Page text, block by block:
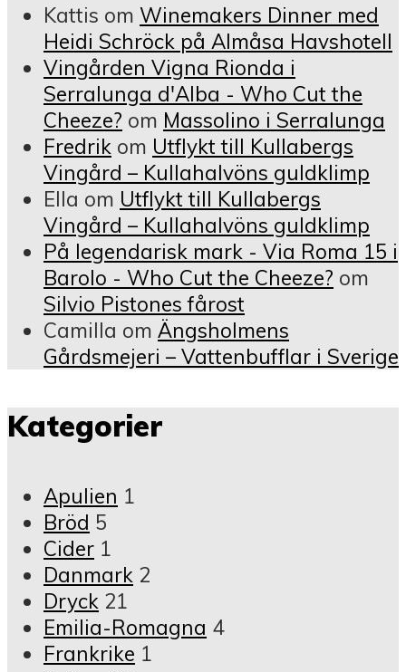
Kattis om Winemakers Dinner med
Heidi Schröck på Almåsa Havshotell
Vingården Vigna Rionda i
Serralunga d'Alba - Who Cut the
Cheeze? om Massolino i Serralunga
Fredrik om Utflykt till Kullabergs
Vingård – Kullahalvöns guldklimp
Ella om Utflykt till Kullabergs
Vingård – Kullahalvöns guldklimp
På legendarisk mark - Via Roma 15 i
Barolo - Who Cut the Cheeze? om
Silvio Pistones fårost
Camilla om Ängsholmens
Gårdsmejeri – Vattenbufflar i Sverige
Kategorier
Apulien 1
Bröd 5
Cider 1
Danmark 2
Dryck 21
Emilia-Romagna 4
Frankrike 1